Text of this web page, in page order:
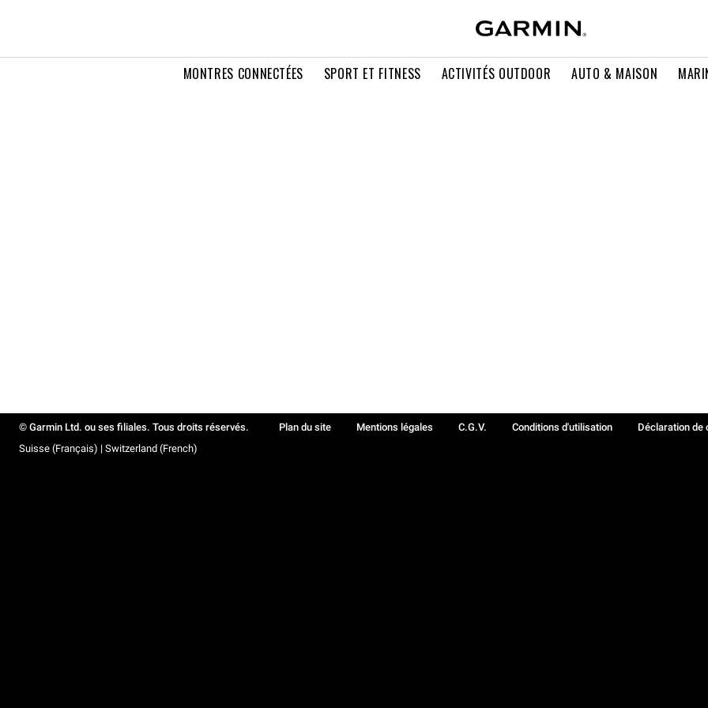
MONTRES CONNECTÉES SPORT ET FITNESS ACTIVITÉS OUTDOOR AUTO & MAISON
© Garmin Ltd. ou ses filiales. Tous droits réservés. Plan du site Mentions légales C.G.V. Conditions d'utilisation Déclaration de
Suisse (Français) | Switzerland (French)